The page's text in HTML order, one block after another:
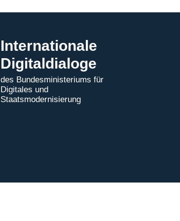
Internationale
Digitaldialoge
des Bundesministeriums für
Digitales und
Staatsmodernisierung